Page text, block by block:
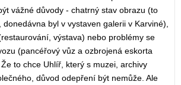
vážné důvody - chatrný stav obrazu (to
byl v vystaven galerii v Karviné),
výstava) nebo problémy se
(pancéřový vůz a ozbrojená eskorta
to chce Uhlíř, který s muzei, archivy
důvod odepření být nemůže. Ale